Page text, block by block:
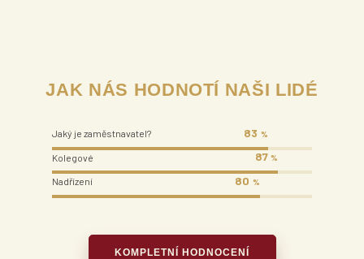
JAK NÁS HODNOTÍ NAŠI LIDÉ
Jaký je zaměstnavatel? 83 %
Kolegové 87 %
Nadřízení 80 %
KOMPLETNÍ HODNOCENÍ